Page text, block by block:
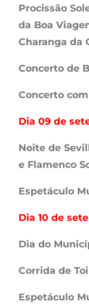
Procissão
da Boa
Charanga da
Concerto de
Concerto
Dia 09 de
Noite de
e Flamenco
Espetáculo
Dia 10 de
Dia do
Corrida de
Espetáculo